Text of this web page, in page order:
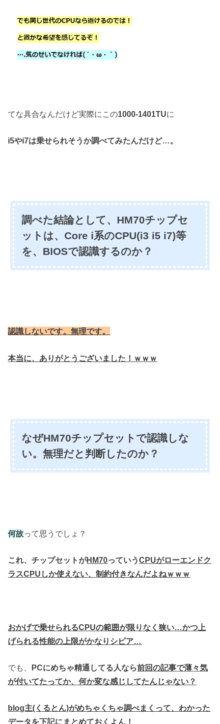
てな具合なんだけど実際にこの1000-1401TUに
i5やi7は乗せられそうか調べてみたんだけど…。
調べた結論として、HM70チップセ
ットは、Core i系のCPU(i3 i5 i7)等
を、BIOSで認識するのか？
認識しないです。無理です。
本当に、ありがとうございました！ｗｗｗ
なぜHM70チップセットで認識しな
い。無理だと判断したのか？
何故って思うでしょ？
これ、チップセットがHM70っていうCPUがローエンドク
ラスCPUしか使えない、制約付きなんだよねｗｗｗ
おかげで乗せられるCPUの範囲が限りなく狭い…かつ上
げられる性能の上限がかなりシビア…
でも、 PCにめちゃ精通してる人なら前回の記事で薄々気
が付いてたってか、何か変な感じしてたんじゃない？
blog主(くるとん)がめちゃくちゃ調べまくって、 わかった
データを下記にまとめておくよん！